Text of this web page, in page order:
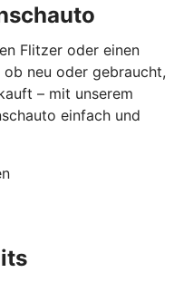
Flitzer oder einen
ob neu oder gebraucht,
– mit unserem
einfach und